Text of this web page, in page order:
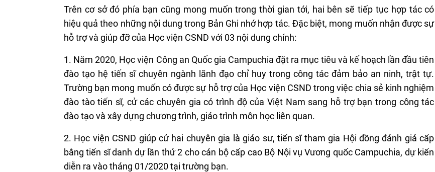
Trên cơ sở đó phía bạn cũng mong muốn trong thời gian tới, hai bên sẽ tiếp tục hợp tác có
hiệu quả theo những nội dung trong Bản Ghi nhớ hợp tác. Đặc biệt, mong muốn nhận được sự
hỗ trợ và giúp đỡ của Học viện CSND với 03 nội dung chính:
1. Năm 2020, Học viện Công an Quốc gia Campuchia đặt ra mục tiêu và kế hoạch lần đầu tiên
đào tạo hệ tiến sĩ chuyên ngành lãnh đạo chỉ huy trong công tác đảm bảo an ninh, trật tự.
Trường bạn mong muốn có được sự hỗ trợ của Học viện CSND trong việc chia sẻ kinh nghiệm
đào tào tiến sĩ, cử các chuyên gia có trình độ của Việt Nam sang hỗ trợ bạn trong công tác
đào tạo và xây dựng chương trình, giáo trình môn học liên quan.
2. Học viện CSND giúp cử hai chuyên gia là giáo sư, tiến sĩ tham gia Hội đồng đánh giá cấp
bằng tiến sĩ danh dự lần thứ 2 cho cán bộ cấp cao Bộ Nội vụ Vương quốc Campuchia, dự kiến
diễn ra vào tháng 01/2020 tại trường bạn.